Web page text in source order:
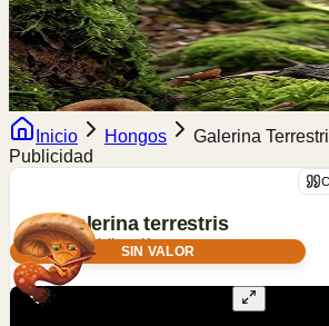
Inicio Hongos
Galerina
Publicidad
Galerina terrestris
V.L.Wells & Kempton
SIN VALOR